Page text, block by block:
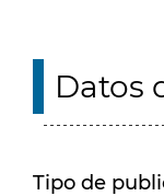
Datos
Tipo de